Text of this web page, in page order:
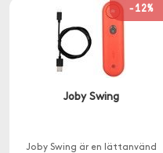
-12%
Joby Swing
Joby Swing är en lättanvänd